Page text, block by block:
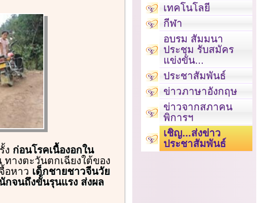
ง ก่อนโรคเนื้องอกใน
างตะวันตกเฉียงใต้ของ
อหาว เด็กชายชาวจีนวัย
กจนถึงขั้นรุนแรง ส่งผล
เทคโนโลยี
กีฬา
อบรม สัมมนา
ประชุม รับสมัคร
แข่งขัน...
ประชาสัมพันธ์
ข่าวภาษาอังกฤษ
ข่าวจากสภาคน
พิการฯ
เชิญ...ส่งข่าว
ประชาสัมพันธ์